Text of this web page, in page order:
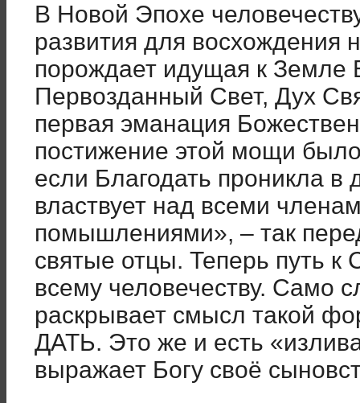
В Новой Эпохе
развития для восхождения
порождает идущая к Земле
Первозданный Свет, Дух
первая эманация
постижение этой мощи
если Благодать проникла в
властвует над всеми
помышлениями», – так
святые отцы. Теперь путь к
всему человечеству. Само
раскрывает смысл такой
ДАТЬ. Это же и есть
выражает Богу своё